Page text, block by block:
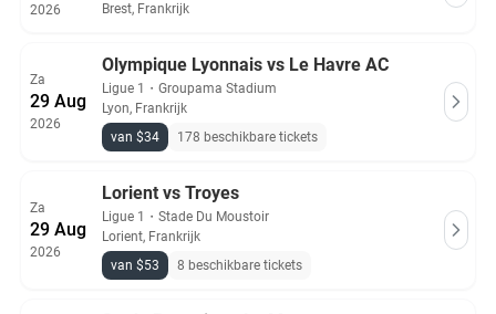
2026
Brest, Frankrijk
Za
29 Aug
2026
Olympique Lyonnais vs Le Havre AC
Ligue 1 ・ Groupama Stadium
Lyon, Frankrijk
van $34
178 beschikbare tickets
Za
29 Aug
2026
Lorient vs Troyes
Ligue 1 ・ Stade Du Moustoir
Lorient, Frankrijk
van $53
8 beschikbare tickets